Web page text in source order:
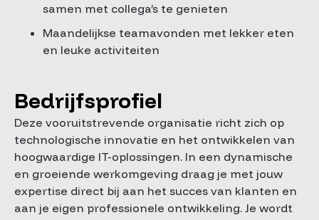
samen met collega’s te genieten
Maandelijkse teamavonden met lekker eten
en leuke activiteiten
Bedrijfsprofiel
Deze vooruitstrevende organisatie richt zich op
technologische innovatie en het ontwikkelen van
hoogwaardige IT-oplossingen. In een dynamische
en groeiende werkomgeving draag je met jouw
expertise direct bij aan het succes van klanten en
aan je eigen professionele ontwikkeling. Je wordt